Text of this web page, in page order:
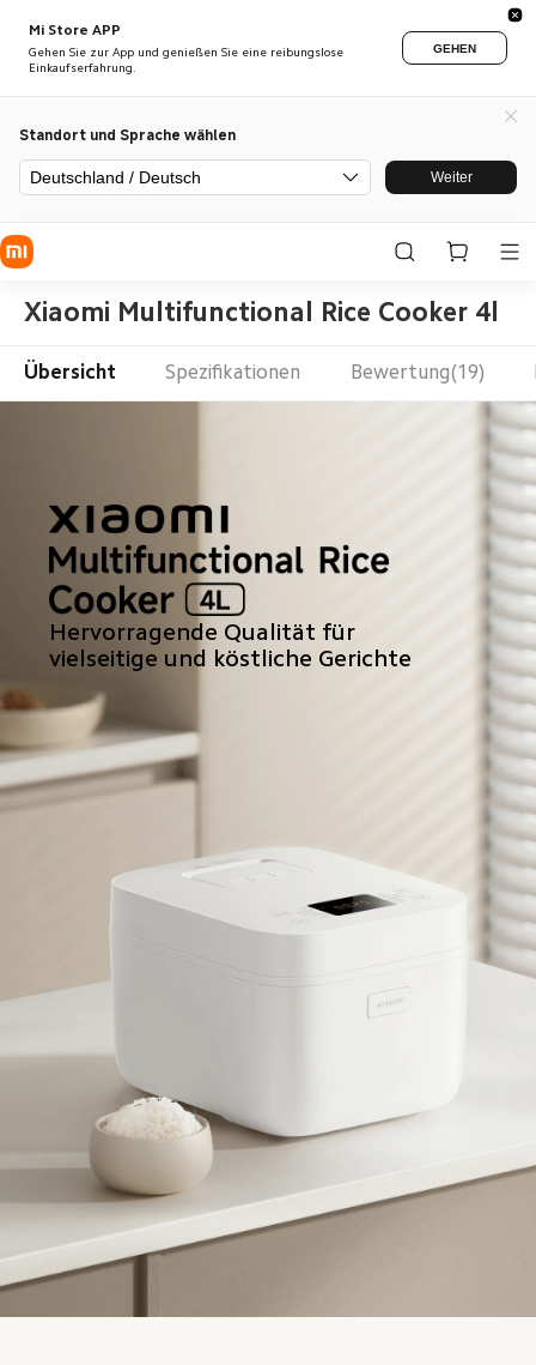
Mi Store APP
Gehen Sie zur App und genießen Sie eine reibungslose
Einkaufserfahrung.
GEHEN
Standort und Sprache wählen
Deutschland / Deutsch Weiter
Xiaomi Multifunctional Rice Cooker 4l
Übersicht Spezifikationen Bewertung(19)
Hervorragende Qualität für
vielseitige und köstliche Gerichte